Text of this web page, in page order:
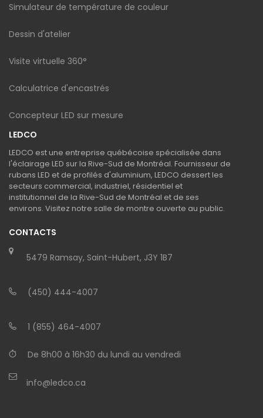
Simulateur de température de couleur
Dessin d'atelier
Visite virtuelle 360°
Calculatrice d'encastrés
Concepteur LED sur mesure
LEDCO
LEDCO est une entreprise québécoise spécialisée dans
l'éclairage LED sur la Rive-Sud de Montréal. Fournisseur de
rubans LED et de profilés d'aluminium, LEDCO dessert les
secteurs commercial, industriel, résidentiel et
institutionnel de la Rive-Sud de Montréal et de ses
environs. Visitez notre salle de montre ouverte au public.
CONTACTS
5479 Ramsay, Saint-Hubert, J3Y 1B7
(450) 444-4007
1 (855) 464-4007
De 8h00 à 16h30 du lundi au vendredi
info@ledco.ca